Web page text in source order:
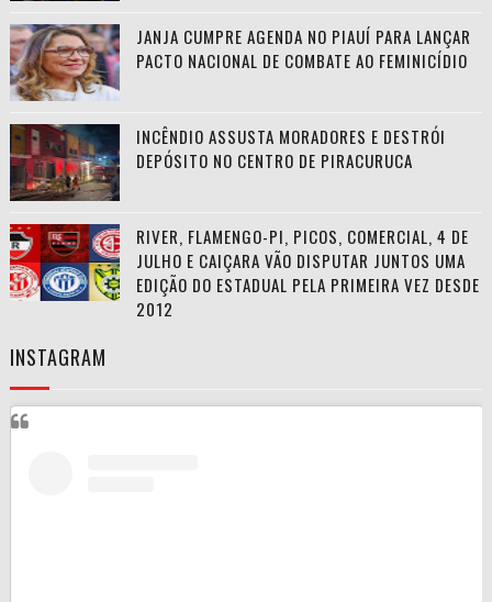
JANJA CUMPRE AGENDA NO PIAUÍ PARA LANÇAR
PACTO NACIONAL DE COMBATE AO FEMINICÍDIO
INCÊNDIO ASSUSTA MORADORES E DESTRÓI
DEPÓSITO NO CENTRO DE PIRACURUCA
RIVER, FLAMENGO-PI, PICOS, COMERCIAL, 4 DE
JULHO E CAIÇARA VÃO DISPUTAR JUNTOS UMA
EDIÇÃO DO ESTADUAL PELA PRIMEIRA VEZ DESDE
2012
INSTAGRAM